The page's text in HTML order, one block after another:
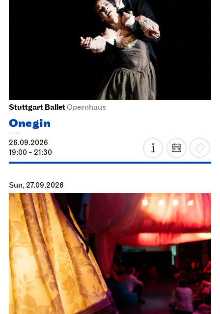
Stuttgart BalletOpernhaus
Onegin
26.09.2026
19:00 - 21:30
Sun, 27.09.2026